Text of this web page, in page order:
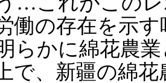
働の存在を示
らかに綿花農
で、新疆の綿花